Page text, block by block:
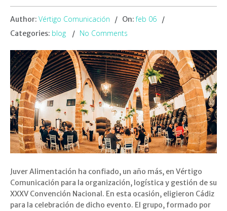
Author: Vértigo Comunicación On:feb 06
Categories: blog No Comments
Juver Alimentación ha confiado, un año más, en Vértigo
Comunicación para la organización, logística y gestión de su
XXXV Convención Nacional. En esta ocasión, eligieron Cádiz
para la celebración de dicho evento. El grupo, formado por